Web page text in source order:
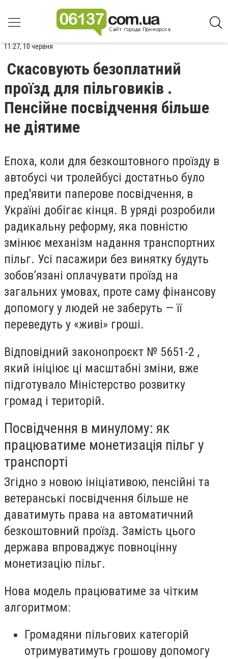
11:27, 10 червня
Скасовують безоплатний
проїзд для пільговиків .
Пенсійне посвідчення більше
не діятиме
Епоха, коли для безкоштовного проїзду в
автобусі чи тролейбусі достатньо було
пред'явити паперове посвідчення, в
Україні добігає кінця. В уряді розробили
радикальну реформу, яка повністю
змінює механізм надання транспортних
пільг. Усі пасажири без винятку будуть
зобов’язані оплачувати проїзд на
загальних умовах, проте саму фінансову
допомогу у людей не заберуть — її
переведуть у «живі» гроші.
Відповідний законопроєкт № 5651-2 ,
який ініціює ці масштабні зміни, вже
підготувало Міністерство розвитку
громад і територій.
Посвідчення в минулому: як
працюватиме монетизація пільг у
транспорті
Згідно з новою ініціативою, пенсійні та
ветеранські посвідчення більше не
даватимуть права на автоматичний
безкоштовний проїзд. Замість цього
держава впроваджує повноцінну
монетизацію пільг.
Нова модель працюватиме за чітким
алгоритмом:
Громадяни пільгових категорій
отримуватимуть грошову допомогу